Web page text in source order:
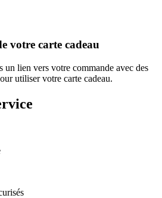
votre carte cadeau
un lien vers votre commande avec des
utiliser votre carte cadeau.